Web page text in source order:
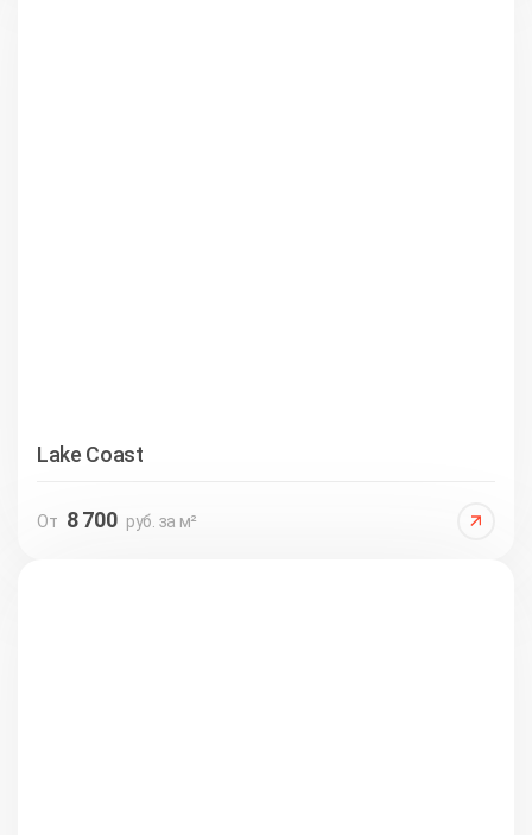
Lake Coast
От 8 700 руб. за м²